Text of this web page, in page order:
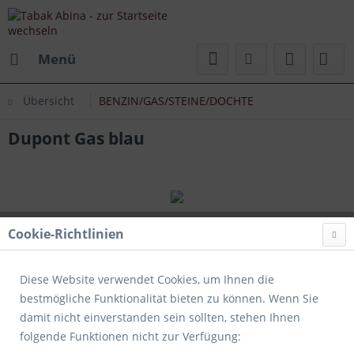
Menü
Übersicht BENZIN/GAS/STEINE/DOCHTE
Dupont Gas blau
Cookie-Richtlinien
Diese Website verwendet Cookies, um Ihnen die
bestmögliche Funktionalität bieten zu können. Wenn Sie
damit nicht einverstanden sein sollten, stehen Ihnen
folgende Funktionen nicht zur Verfügung: